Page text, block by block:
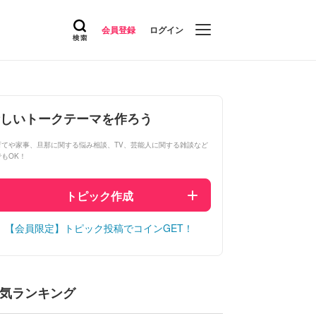
会員登録 ログイン
いトークテーマを作ろう
や家事、旦那に関する悩み相談、TV、芸能人に関する雑談など
OK！
トピック作成
【会員限定】トピック投稿でコインGET！
ランキング